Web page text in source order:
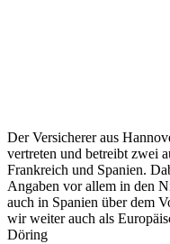
Der Versicherer aus
vertreten und betreibt zwei
Frankreich und Spanien.
Angaben vor allem in den
auch in Spanien über dem
wir weiter auch als
Döring